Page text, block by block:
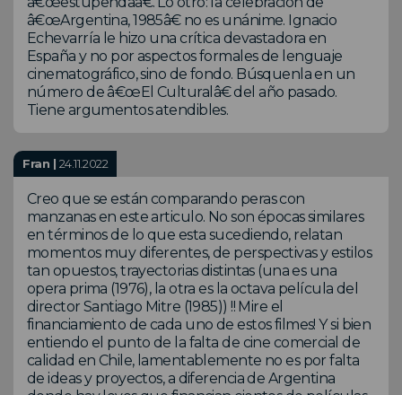
â€œArgentina, 1985â€ no es unánime. Ignacio
Echevarría le hizo una crítica devastadora en
España y no por aspectos formales de lenguaje
cinematográfico, sino de fondo. Búsquenla en un
número de â€œEl Culturalâ€ del año pasado.
Tiene argumentos atendibles.
Fran | 24.11.2022
Creo que se están comparando peras con
manzanas en este articulo. No son épocas similares
en términos de lo que esta sucediendo, relatan
momentos muy diferentes, de perspectivas y estilos
tan opuestos, trayectorias distintas (una es una
opera prima (1976), la otra es la octava película del
director Santiago Mitre (1985)) !! Mire el
financiamiento de cada uno de estos filmes! Y si bien
entiendo el punto de la falta de cine comercial de
calidad en Chile, lamentablemente no es por falta
de ideas y proyectos, a diferencia de Argentina